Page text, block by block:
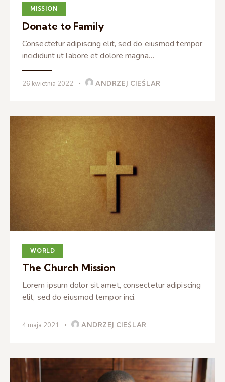
MISSION
Donate to Family
Consectetur adipiscing elit, sed do eiusmod tempor
incididunt ut labore et dolore magna…
26 kwietnia 2022 ANDRZEJ CIEŚLAR
WORLD
The Church Mission
Lorem ipsum dolor sit amet, consectetur adipiscing
elit, sed do eiusmod tempor inci.
4 maja 2021 ANDRZEJ CIEŚLAR